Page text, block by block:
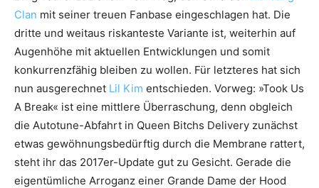
Clan mit seiner treuen Fanbase eingeschlagen hat. Die
dritte und weitaus riskanteste Variante ist, weiterhin auf
Augenhöhe mit aktuellen Entwicklungen und somit
konkurrenzfähig bleiben zu wollen. Für letzteres hat sich
nun ausgerechnet Lil Kim entschieden. Vorweg: »Took Us
A Break« ist eine mittlere Überraschung, denn obgleich
die Autotune-Abfahrt in Queen Bitchs Delivery zunächst
etwas gewöhnungsbedürftig durch die Membrane rattert,
steht ihr das 2017er-Update gut zu Gesicht. Gerade die
eigentümliche Arroganz einer Grande Dame der Hood